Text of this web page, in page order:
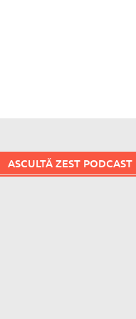
ASCULTĂ ZEST PODCAST